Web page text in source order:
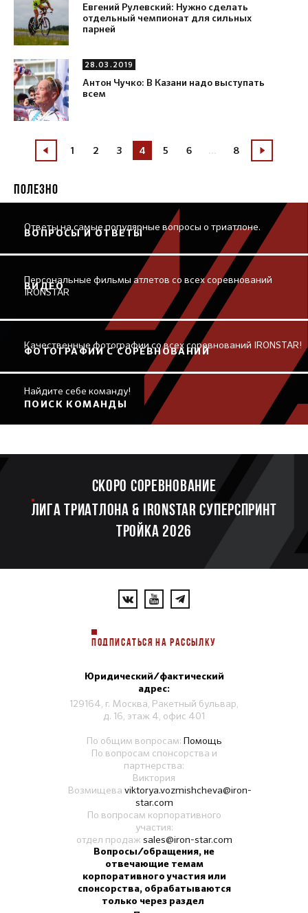
Евгений Рулевский: Нужно сделать
отдельный чемпионат для сильных
парней
28.03.2019
Антон Чучко: В Казани надо выступать
всем
1 2 3 4 5 6 ... 8
ПОЛЕЗНО
ВОПРОСЫ И ОТВЕТЫ
Ответы на самые популярные вопросы о триатлоне.
ВИДЕО
Персональные фильмы атлетов со всех соревнований
IRONSTAR
ФОТОГРАФИИ С СОРЕВНОВАНИЙ
Качественные фотографии со всех соревнований IRONSTAR!
ПОИСК КОМАНДЫ
Найдите себе команду!
Скоро соревнование
ЛИГА ТРИАТЛОНА & IRONSTAR СУПЕРСПРИНТ
ТРОЙКА 2026
ПОДПИСАТЬСЯ НА РАССЫЛКУ
Юридический/фактический
адрес:
129164, г. Москва, Ракетный бульвар,
д. 16, этаж 4, офис 401
По общим вопросам: Помощь
По вопросам спонсорства и
партнерства:
Виктория
Возмищева viktorya.vozmishcheva@iron-
star.com
По вопросам корпоративного
участия:
отдел продаж sales@iron-star.com
Вопросы/обращения, не
отвечающие темам
корпоративного участия или
спонсорства, обрабатываются
только через раздел